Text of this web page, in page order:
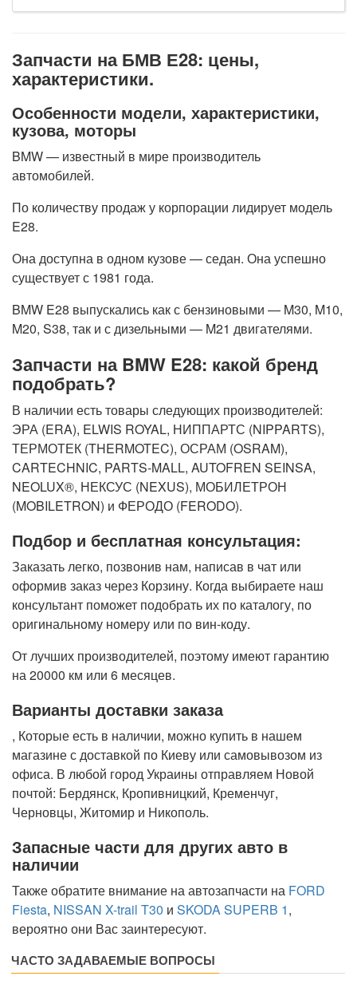
Запчасти на БМВ Е28: цены,
характеристики.
Особенности модели, характеристики,
кузова, моторы
BMW — известный в мире производитель
автомобилей.
По количеству продаж у корпорации лидирует модель
E28.
Она доступна в одном кузове — седан. Она успешно
существует с 1981 года.
BMW E28 выпускались как с бензиновыми — M30, M10,
M20, S38, так и с дизельными — M21 двигателями.
Запчасти на BMW E28: какой бренд
подобрать?
В наличии есть товары следующих производителей:
ЭРА (ERA), ELWIS ROYAL, НИППАРТС (NIPPARTS),
ТЕРМОТЕК (THERMOTEC), ОСРАМ (OSRAM),
CARTECHNIC, PARTS-MALL, AUTOFREN SEINSA,
NEOLUX®, НЕКСУС (NEXUS), МОБИЛЕТРОН
(MOBILETRON) и ФЕРОДО (FERODO).
Подбор и бесплатная консультация:
Заказать легко, позвонив нам, написав в чат или
оформив заказ через Корзину. Когда выбираете наш
консультант поможет подобрать их по каталогу, по
оригинальному номеру или по вин-коду.
От лучших производителей, поэтому имеют гарантию
на 20000 км или 6 месяцев.
Варианты доставки заказа
, Которые есть в наличии, можно купить в нашем
магазине с доставкой по Киеву или самовывозом из
офиса. В любой город Украины отправляем Новой
почтой: Бердянск, Кропивницкий, Кременчуг,
Черновцы, Житомир и Никополь.
Запасные части для других авто в
наличии
Также обратите внимание на автозапчасти на FORD
Fiesta, NISSAN X-trail T30 и SKODA SUPERB 1,
вероятно они Вас заинтересуют.
ЧАСТО ЗАДАВАЕМЫЕ ВОПРОСЫ